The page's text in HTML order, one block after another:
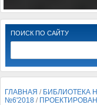
ПОИСК ПО САЙТУ
ГЛАВНАЯ / БИБЛИОТЕКА
№6'2018 /